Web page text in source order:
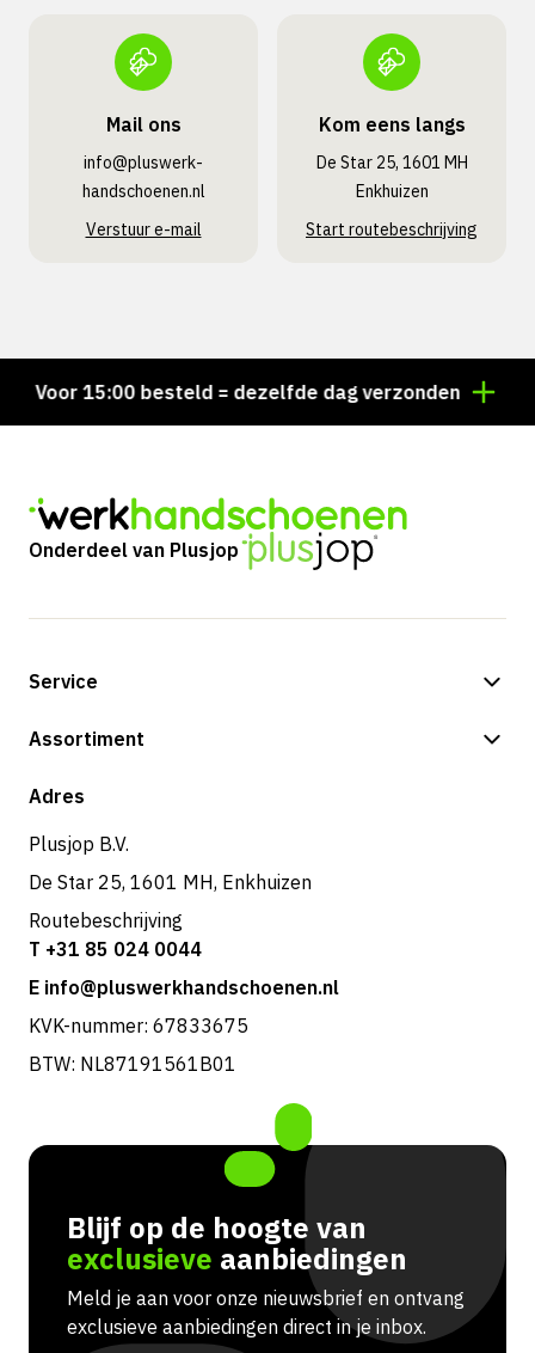
Mail ons
info@pluswerk­
handschoenen.nl
Verstuur e-mail
Kom eens langs
De Star 25, 1601 MH
Enkhuizen
Start routebeschrijving
Voor 15:00 besteld = dezelfde dag verzonden
Onderdeel van Plusjop
Service
Betalingsmogelijkheden
Retouren & service
Assortiment
Shop
Adres
Plusjop B.V.
De Star 25, 1601 MH, Enkhuizen
Routebeschrijving
T +31 85 024 0044
E info@pluswerkhandschoenen.nl
KVK-nummer: 67833675
BTW: NL87191561B01
Blijf op de hoogte van
exclusieve aanbiedingen
Meld je aan voor onze nieuwsbrief en ontvang
exclusieve aanbiedingen direct in je inbox.